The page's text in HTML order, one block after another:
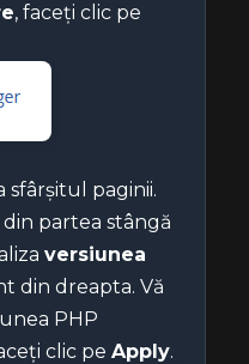
, faceți clic pe
sfârșitul paginii.
partea stângă
versiunea
din dreapta. Vă
PHP
clic pe Apply.